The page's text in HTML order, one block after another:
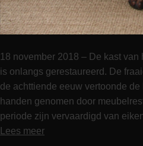
18 november 2018 – De kast
is onlangs gerestaureerd. De
de achttiende eeuw vertoonde
handen genomen door
periode zijn vervaardigd van
Lees meer